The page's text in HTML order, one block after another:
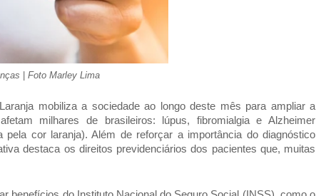
Foto Marley Lima
mobiliza a sociedade ao longo deste mês para ampliar a
milhares de brasileiros: lúpus, fibromialgia e Alzheimer
cor laranja). Além de reforçar a importância do diagnóstico
destaca os direitos previdenciários dos pacientes que, muitas